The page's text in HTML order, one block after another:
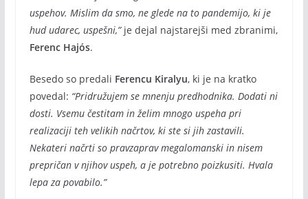
uspehov. Mislim da smo, ne glede na to pandemijo, ki je
hud udarec, uspešni,”je dejal najstarejši med zbranimi,
Ferenc Hajós.
Besedo so predali Ferencu Kiralyu, ki je na kratko
povedal: “Pridružujem se mnenju predhodnika. Dodati ni
dosti. Vsemu čestitam in želim mnogo uspeha pri
realizaciji teh velikih načrtov, ki ste si jih zastavili.
Nekateri načrti so pravzaprav megalomanski in nisem
prepričan v njihov uspeh, a je potrebno poizkusiti. Hvala
lepa za povabilo.”